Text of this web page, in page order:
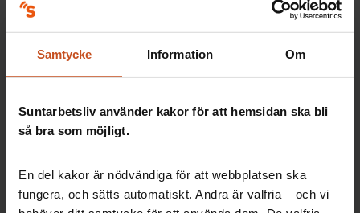
Samtycke Information Om
Suntarbetsliv använder kakor för att hemsidan ska bli
så bra som möjligt.
En del kakor är nödvändiga för att webbplatsen ska
fungera, och sätts automatiskt. Andra är valfria – och vi
Artikel: Vad är en skyddskommitté?